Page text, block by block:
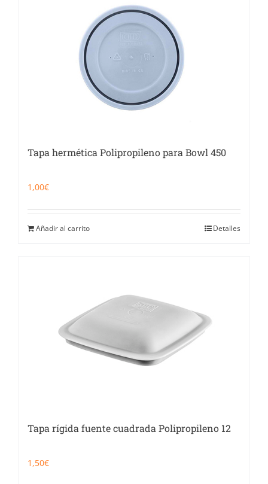
Food Service y Vending
Tapa hermética Polipropileno para Bowl 450
1,00€
Añadir al carrito Detalles
Tapa rígida fuente cuadrada Polipropileno 12
1,50€